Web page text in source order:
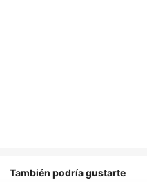
También podría gustarte